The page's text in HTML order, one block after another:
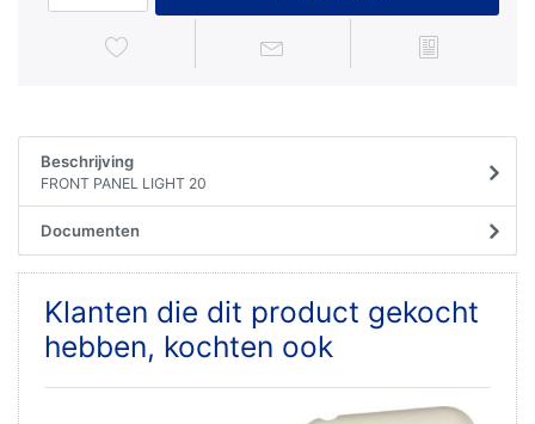
Beschrijving
FRONT PANEL LIGHT 20
Documenten
Klanten die dit product gekocht
hebben, kochten ook